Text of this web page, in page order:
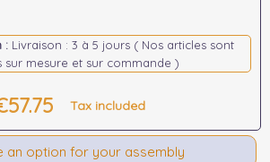
: Livraison : 3 à 5 jours ( Nos articles sont
sur mesure et sur commande )
Tax included
an option for your assembly